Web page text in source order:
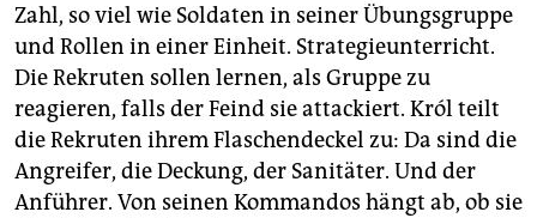
Zahl, so viel wie Soldaten in seiner Übungsgruppe
und Rollen in einer Einheit. Strategieunterricht.
Die Rekruten sollen lernen, als Gruppe zu
reagieren, falls der Feind sie attackiert. Król teilt
die Rekruten ihrem Flaschendeckel zu: Da sind die
Angreifer, die Deckung, der Sanitäter. Und der
Anführer. Von seinen Kommandos hängt ab, ob sie